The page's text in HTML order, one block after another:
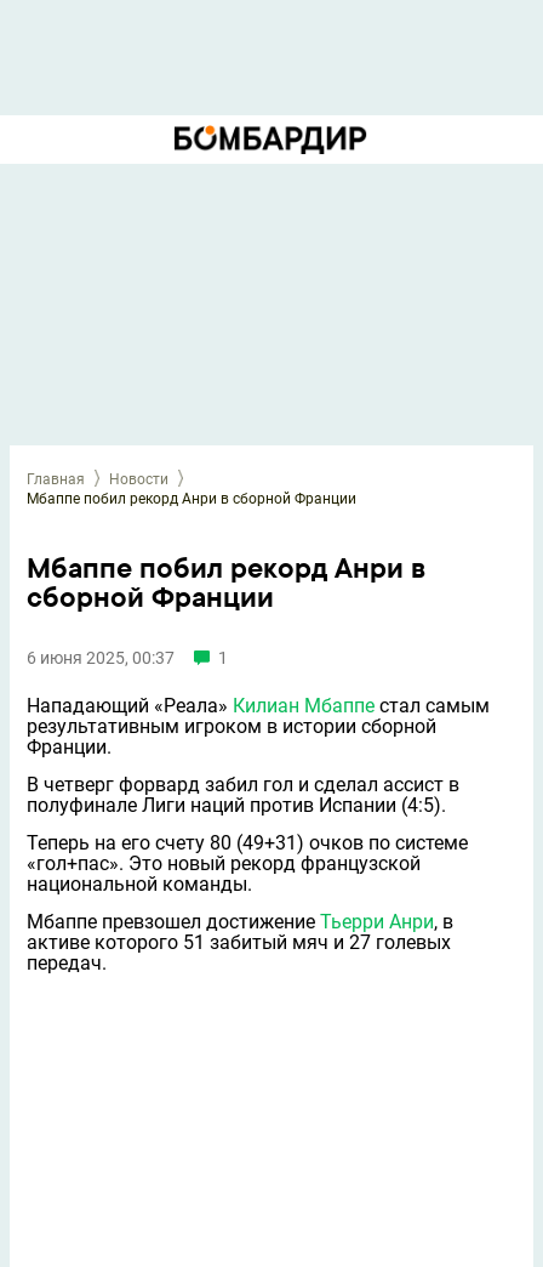
Главная
Новости
Мбаппе побил рекорд Анри в сборной Франции
Мбаппе побил рекорд Анри в
сборной Франции
6 июня 2025, 00:37 1
Нападающий «Реала» Килиан Мбаппе стал самым
результативным игроком в истории сборной
Франции.
В четверг форвард забил гол и сделал ассист в
полуфинале Лиги наций против Испании (4:5).
Теперь на его счету 80 (49+31) очков по системе
«гол+пас». Это новый рекорд французской
национальной команды.
Мбаппе превзошел достижение Тьерри Анри, в
активе которого 51 забитый мяч и 27 голевых
передач.